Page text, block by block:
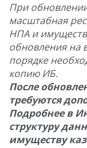
При
масштабная
НПА и
обновления на
порядке
копию ИБ.
После
требуются
Подробнее в
структуру
имуществу